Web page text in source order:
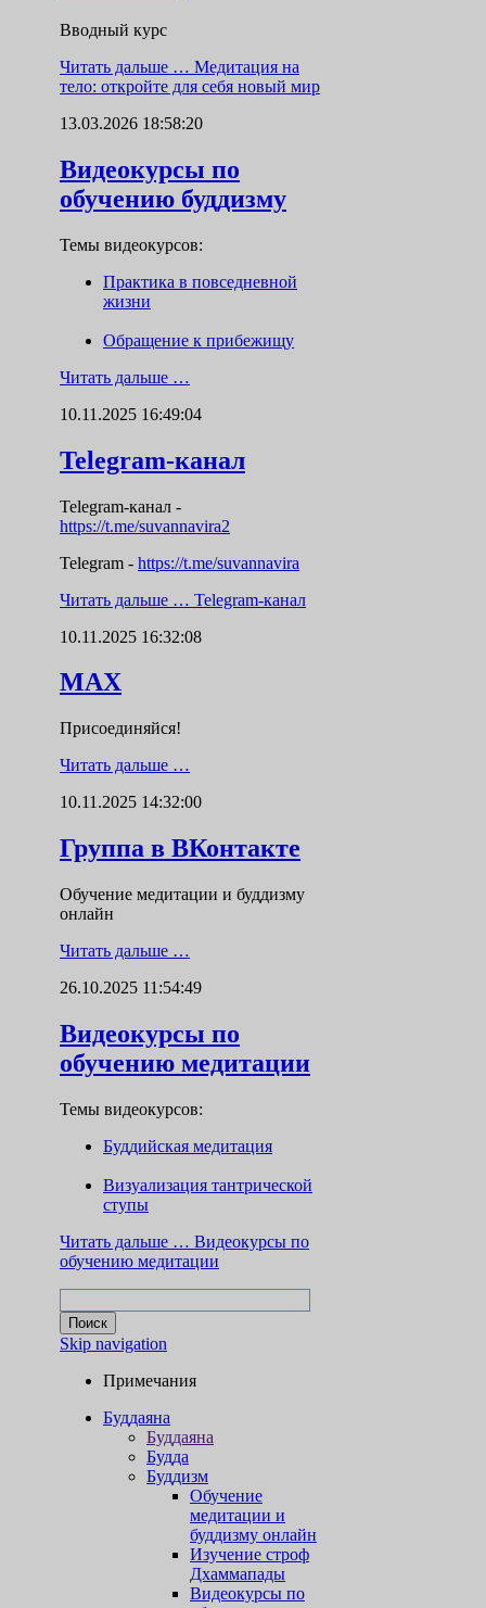
Вводный курс
Читать дальше … Медитация на
тело: откройте для себя новый мир
13.03.2026 18:58:20
Видеокурсы по
обучению буддизму
Темы видеокурсов:
Практика в повседневной
жизни
Обращение к прибежищу
Читать дальше …
10.11.2025 16:49:04
Telegram-канал
Telegram-канал -
https://t.me/suvannavira2
Telegram - https://t.me/suvannavira
Читать дальше … Telegram-канал
10.11.2025 16:32:08
MAX
Присоединяйся!
Читать дальше …
10.11.2025 14:32:00
Группа в ВКонтакте
Обучение медитации и буддизму
онлайн
Читать дальше …
26.10.2025 11:54:49
Видеокурсы по
обучению медитации
Темы видеокурсов:
Буддийская медитация
Визуализация тантрической
ступы
Читать дальше … Видеокурсы по
обучению медитации
Skip navigation
Примечания
Буддаяна
Буддаяна
Будда
Буддизм
Обучение
медитации и
буддизму онлайн
Изучение строф
Дхаммапады
Видеокурсы по